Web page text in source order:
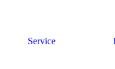
Service